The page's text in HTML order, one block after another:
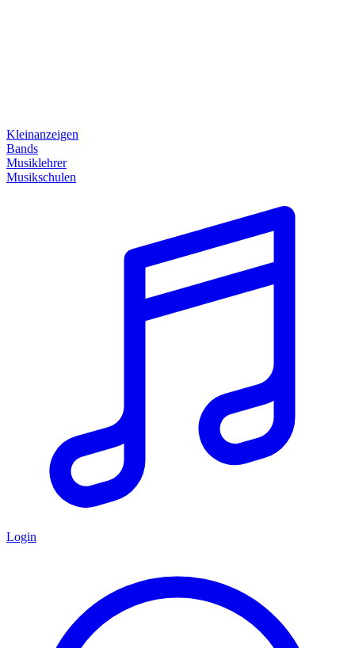
Kleinanzeigen
Bands
Musiklehrer
Musikschulen
Login